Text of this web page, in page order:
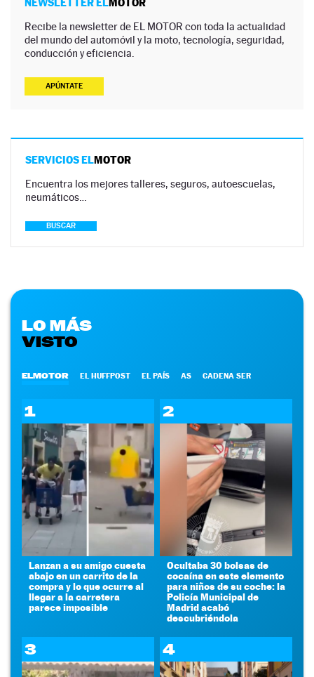
Recibe la newsletter de EL MOTOR con toda la actualidad
del mundo del automóvil y la moto, tecnología, seguridad,
conducción y eficiencia.
APÚNTATE
SERVICIOS ELMOTOR
Encuentra los mejores talleres, seguros, autoescuelas,
neumáticos…
BUSCAR
LO MÁS
VISTO
ELMOTOR EL HUFFPOST EL PAÍS AS CADENA SER
1
Lanzan a su amigo cuesta
abajo en un carrito de la
compra y lo que ocurre al
llegar a la carretera
parece imposible
2
Ocultaba 30 bolsas de
cocaína en este elemento
para niños de su coche: la
Policía Municipal de
Madrid acabó
descubriéndola
3 4